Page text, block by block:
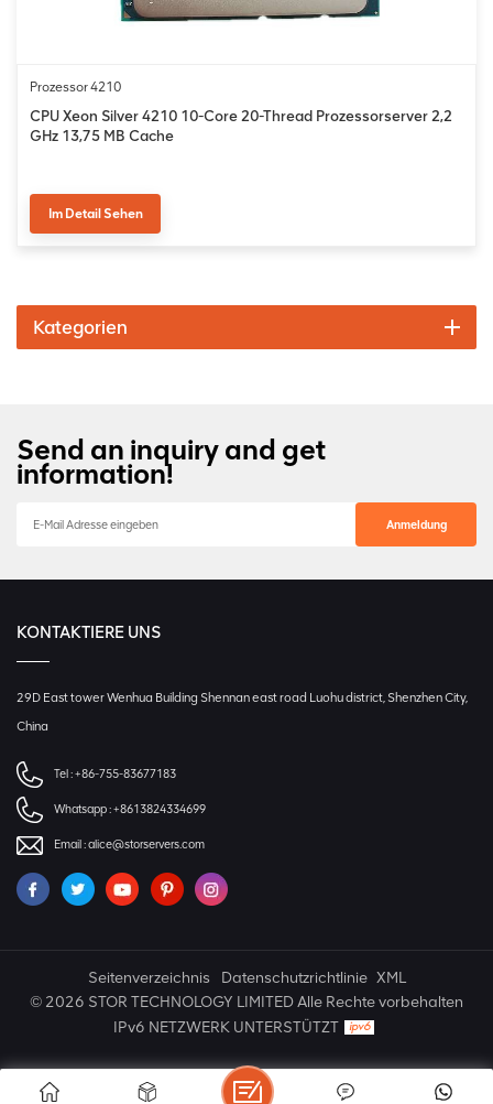
Prozessor 4210
CPU Xeon Silver 4210 10-Core 20-Thread Prozessorserver 2,2
GHz 13,75 MB Cache
Im Detail Sehen
Kategorien
Send an inquiry and get
information!
KONTAKTIERE UNS
29D East tower Wenhua Building Shennan east road Luohu district, Shenzhen City,
China
Tel :+86-755-83677183
Whatsapp :+8613824334699
Email :alice@storservers.com
Seitenverzeichnis Datenschutzrichtlinie XML
© 2026 STOR TECHNOLOGY LIMITED Alle Rechte vorbehalten
IPv6 NETZWERK UNTERSTÜTZT